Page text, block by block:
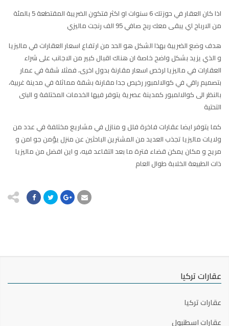
اذا كان العقار في حوزتك 6 سنوات او اكثر فتكون الضريبة المقتطعة 5 بالمئة
من الارباح اي يبقى معك ربح صافي 95 الف رنجت ماليزي
هدف وضع الضريبة بهذا الشكل هو الحد من ارتفاع اسعار العقارات في ماليزيا
و الذي يزيد بشكل واضح خاصة ان هناك اقبال كبير من الاجانب على شراء
العقارات في ماليزيا لرخص اسعار مقارنة بدول اخرى، فمثلا شقة في عمار
بتصميم راقي في كوالالمبور رخيص جدا مقارنة بشقة مماثلة في مدينة غربية،
بالنظر الى كوالالمبور كمدينة عصرية يتوفر فيها الخدمات المختلفة و البنى
التحتية
كما يتوفر ايضا عقارات فاخرة فلل و منازل في مشاريع مختلفة في عدد من
ولايات ماليزيا تجذب العديد من المشترين الباحثين عن منزل يؤمن جو امن و
مريح و مكان يمكن قضاء فترة ما بعد التقاعد فيه، و اين افضل من ماليزيا
ذات الطبيعة الخلابة طوال العام
عقارات تركيا
عقارات تركيا
عقارات اسطنبول